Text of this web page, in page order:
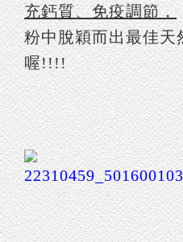
充鈣質、免疫調節，
粉中脫穎而出最佳天
喔!!!!